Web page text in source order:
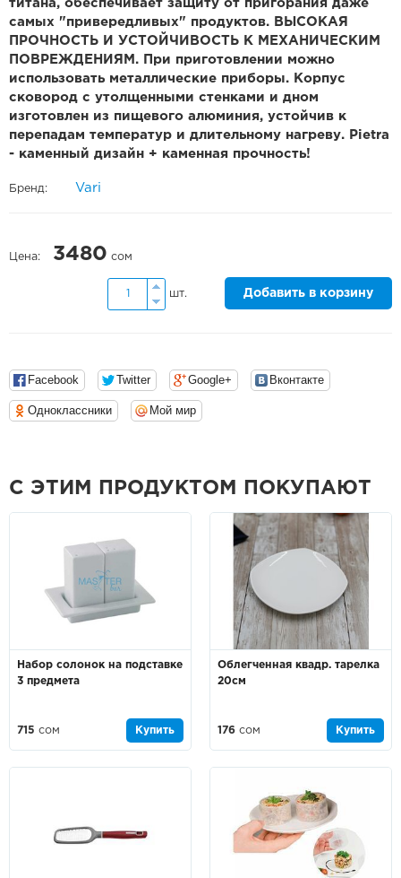
титана, обеспечивает защиту от пригорания даже
самых "привередливых" продуктов. ВЫСОКАЯ
ПРОЧНОСТЬ И УСТОЙЧИВОСТЬ К МЕХАНИЧЕСКИМ
ПОВРЕЖДЕНИЯМ. При приготовлении можно
использовать металлические приборы. Корпус
сковород с утолщенными стенками и дном
изготовлен из пищевого алюминия, устойчив к
перепадам температур и длительному нагреву. Pietra
- каменный дизайн + каменная прочность!
Бренд: Vari
Цена: 3480 сом
шт. Добавить в корзину
Facebook Twitter Google+ Вконтакте
Одноклассники Мой мир
С ЭТИМ ПРОДУКТОМ ПОКУПАЮТ
Набор солонок на подставке
3 предмета
715 сом Купить
Облегченная квадр. тарелка
20см
176 сом Купить